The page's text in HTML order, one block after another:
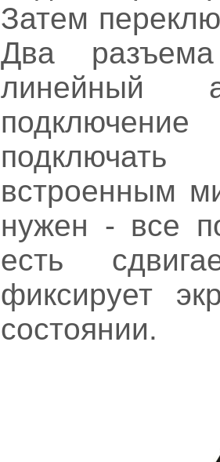
Затем
Два
линейный
встроенным
нужен - все
есть
фиксирует
состоянии.